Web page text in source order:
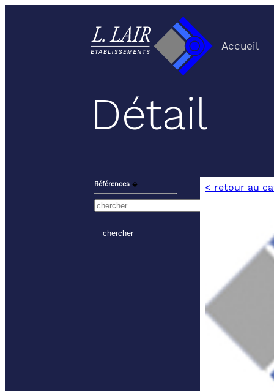
Accueil
Détail
Références ⬙ < retour au